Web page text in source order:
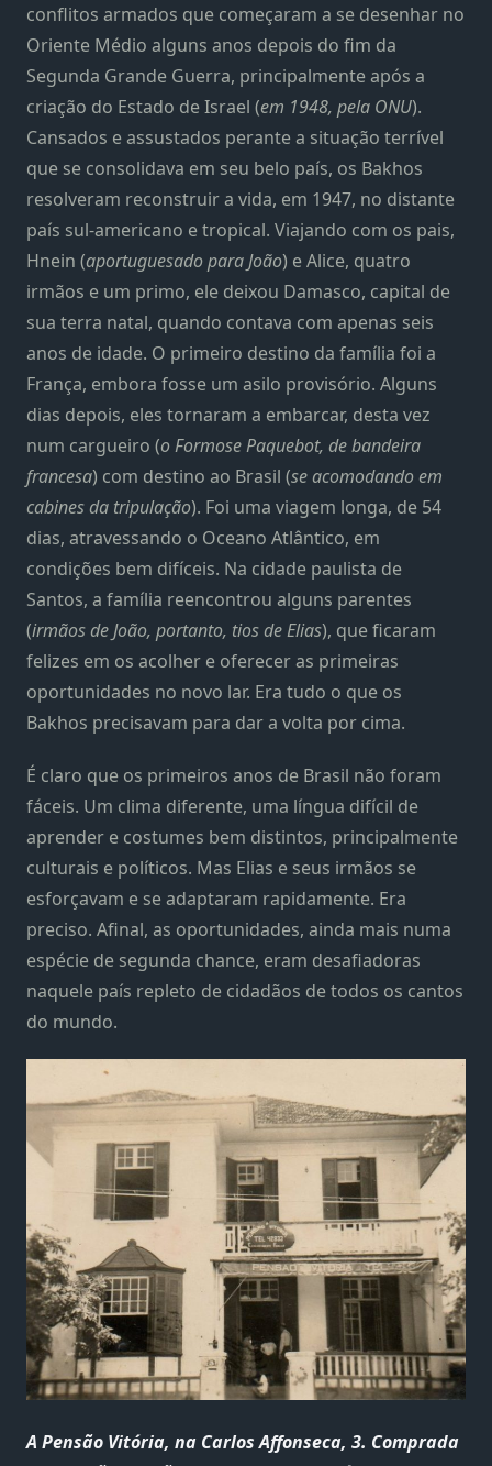
conflitos armados que começaram a se desenhar no
Oriente Médio alguns anos depois do fim da
Segunda Grande Guerra, principalmente após a
criação do Estado de Israel (em 1948, pela ONU).
Cansados e assustados perante a situação terrível
que se consolidava em seu belo país, os Bakhos
resolveram reconstruir a vida, em 1947, no distante
país sul-americano e tropical. Viajando com os pais,
Hnein (aportuguesado para João) e Alice, quatro
irmãos e um primo, ele deixou Damasco, capital de
sua terra natal, quando contava com apenas seis
anos de idade. O primeiro destino da família foi a
França, embora fosse um asilo provisório. Alguns
dias depois, eles tornaram a embarcar, desta vez
num cargueiro (o Formose Paquebot, de bandeira
francesa) com destino ao Brasil (se acomodando em
cabines da tripulação). Foi uma viagem longa, de 54
dias, atravessando o Oceano Atlântico, em
condições bem difíceis. Na cidade paulista de
Santos, a família reencontrou alguns parentes
(irmãos de João, portanto, tios de Elias), que ficaram
felizes em os acolher e oferecer as primeiras
oportunidades no novo lar. Era tudo o que os
Bakhos precisavam para dar a volta por cima.
É claro que os primeiros anos de Brasil não foram
fáceis. Um clima diferente, uma língua difícil de
aprender e costumes bem distintos, principalmente
culturais e políticos. Mas Elias e seus irmãos se
esforçavam e se adaptaram rapidamente. Era
preciso. Afinal, as oportunidades, ainda mais numa
espécie de segunda chance, eram desafiadoras
naquele país repleto de cidadãos de todos os cantos
do mundo.
A Pensão Vitória, na Carlos Affonseca, 3. Comprada